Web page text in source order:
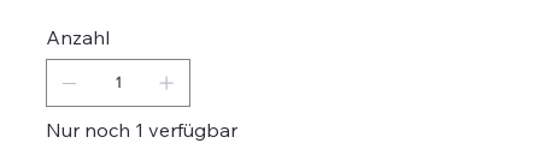
Anzahl
Nur noch 1 verfügbar